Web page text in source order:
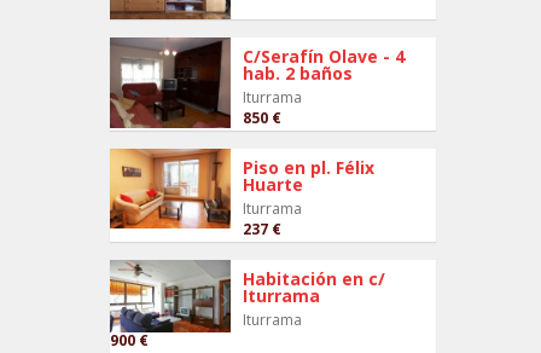
C/Serafín Olave - 4
hab. 2 baños
Iturrama
850 €
Piso en pl. Félix
Huarte
Iturrama
237 €
Habitación en c/
Iturrama
Iturrama
900 €